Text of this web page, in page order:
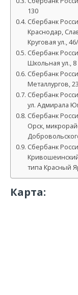
130
Сбербанк
Краснодар,
Круговая ул.,
Сбербанк
Школьная ул., 8
Сбербанк
Металлургов,
Сбербанк
ул. Адмирала
Сбербанк
Орск,
Сбербанк
типа Красный
Карта: